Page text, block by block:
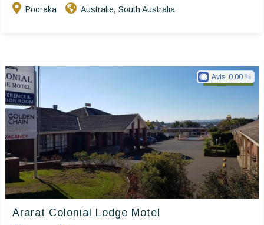
Pooraka Australie, South Australia
Golden Chain
Ararat Colonial Lodge Motel
Avis: 0.00